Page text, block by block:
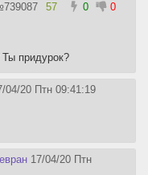
739087 57 0 0
придурок?
04/20 Птн 09:41:19
17/04/20 Птн